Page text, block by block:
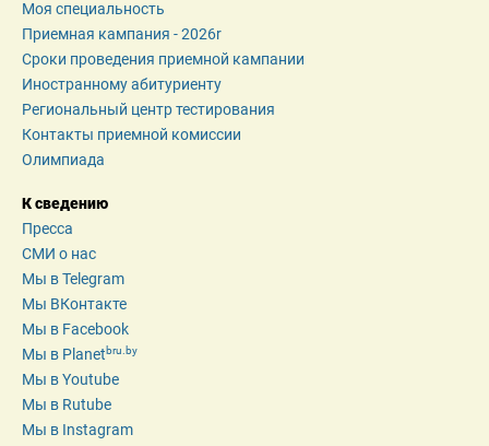
Моя специальность
Приемная кампания - 2026r
Сроки проведения приемной кампании
Иностранному абитуриенту
Региональный центр тестирования
Контакты приемной комиссии
Олимпиада
К сведению
Пресса
СМИ о нас
Мы в Telegram
Мы ВКонтакте
Мы в Facebook
Мы в Planetbru.by
Мы в Youtube
Мы в Rutube
Мы в Instagram